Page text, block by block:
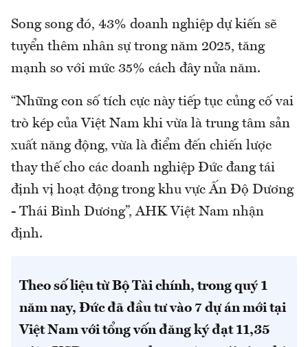
Song song đó, 43% doanh nghiệp dự kiến sẽ
tuyển thêm nhân sự trong năm 2025, tăng
mạnh so với mức 35% cách đây nửa năm.
“Những con số tích cực này tiếp tục củng cố vai
trò kép của Việt Nam khi vừa là trung tâm sản
xuất năng động, vừa là điểm đến chiến lược
thay thế cho các doanh nghiệp Đức đang tái
định vị hoạt động trong khu vực Ấn Độ Dương
- Thái Bình Dương”, AHK Việt Nam nhận
định.
Theo số liệu từ Bộ Tài chính, trong quý 1
năm nay, Đức đã đầu tư vào 7 dự án mới tại
Việt Nam với tổng vốn đăng ký đạt 11,35